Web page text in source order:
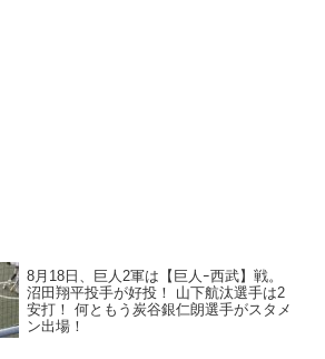
8月18日、巨人2軍は【巨人ｰ西武】戦。
沼田翔平投手が好投！ 山下航汰選手は2
安打！ 何ともう炭谷銀仁朗選手がスタメ
ン出場！